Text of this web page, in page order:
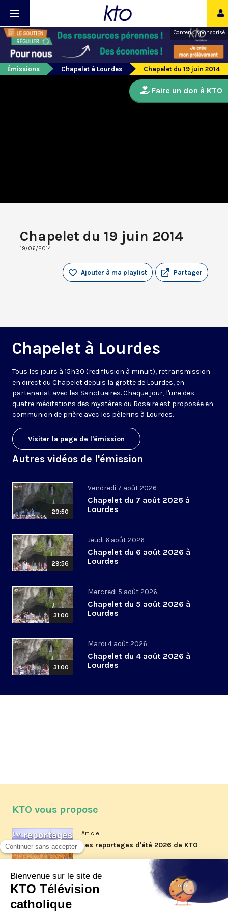
Contenu sponsorisé
Émissions Chapelet à Lourdes Chapelet du 19 juin 2014
Chapelet du 19 juin 2014
19/06/2014
Partager
Ajouter à ma playlist
Chapelet à Lourdes
Tous les jours à 15h30 (rediffusion à minuit), retransmission
en direct du Chapelet depuis la grotte de Lourdes, en
partenariat avec les Sanctuaires. Chaque jour, l'une des
quatre méditations des mystères du Rosaire est proposée en
communion de prière avec les pèlerins à Lourdes.
Visiter la page de l'émission
Autres vidéos de l'émission
29:50
Vendredi 7 août 2026
Chapelet du 7 août 2026 à
Lourdes
29:56
Jeudi 6 août 2026
Chapelet du 6 août 2026 à
Lourdes
31:00
Mercredi 5 août 2026
Chapelet du 5 août 2026 à
Lourdes
31:00
Mardi 4 août 2026
Chapelet du 4 août 2026 à
Lourdes
Faire un don à KTO
KTO vous propose
Article
Les reportages d'été 2026 de KTO
Article
La visite pastorale du pape Léon
XIV à Assise à suivre sur KTO le